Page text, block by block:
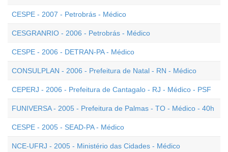
CESPE - 2007 - Petrobrás - Médico
CESGRANRIO - 2006 - Petrobrás - Médico
CESPE - 2006 - DETRAN-PA - Médico
CONSULPLAN - 2006 - Prefeitura de Natal - RN - Médico
CEPERJ - 2006 - Prefeitura de Cantagalo - RJ - Médico - PSF
FUNIVERSA - 2005 - Prefeitura de Palmas - TO - Médico - 40h
CESPE - 2005 - SEAD-PA - Médico
NCE-UFRJ - 2005 - Ministério das Cidades - Médico